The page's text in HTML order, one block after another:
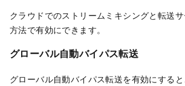
クラウドでのストリームミキシングと転送
方法で有効にできます。
グローバル自動バイパス転送
グローバル自動バイパス転送を有効にする